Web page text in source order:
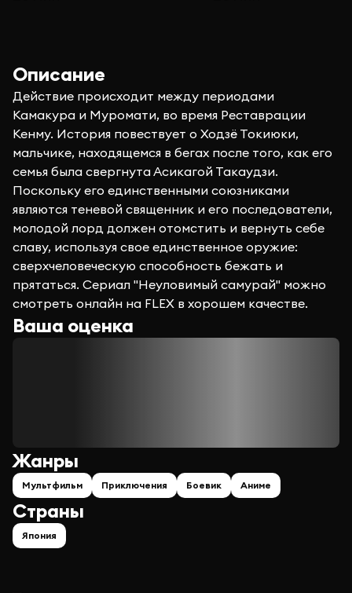
Описание
Действие происходит между периодами
Камакура и Муромати, во время Реставрации
Кенму. История повествует о Ходзё Токиюки,
мальчике, находящемся в бегах после того, как его
семья была свергнута Асикагой Такаудзи.
Поскольку его единственными союзниками
являются теневой священник и его последователи,
молодой лорд должен отомстить и вернуть себе
славу, используя свое единственное оружие:
сверхчеловеческую способность бежать и
прятаться. Сериал "Неуловимый самурай" можно
смотреть онлайн на FLEX в хорошем качестве.
Ваша оценка
Страны
Япония
Жанры
Мультфильм Приключения Боевик Аниме